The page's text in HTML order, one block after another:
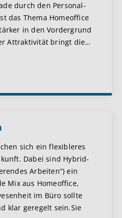
durch den Personal-
das Thema Homeoffice
in den Vordergrund
Attraktivität bringt die…
sich ein flexibleres
Dabei sind Hybrid-
Arbeiten“) ein
Mix aus Homeoffice,
im Büro sollte
klar geregelt sein.Sie